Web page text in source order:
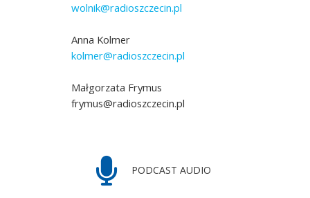
wolnik@radioszczecin.pl
Anna Kolmer
kolmer@radioszczecin.pl
Małgorzata Frymus
frymus@radioszczecin.pl
PODCAST AUDIO